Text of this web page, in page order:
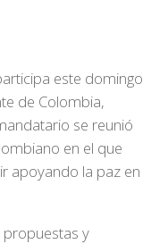
este domingo
de Colombia,
se reunió
en el que
apoyando la paz en
propuestas y